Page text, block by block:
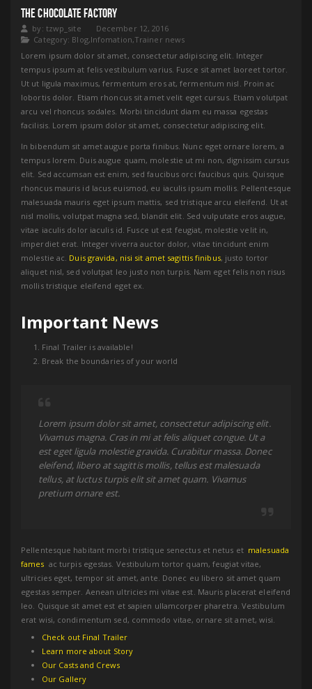
THE CHOCOLATE FACTORY
by: tzwp_site
December 12, 2016
Category: Blog,Infomation,Trainer news
Lorem ipsum dolor sit amet, consectetur adipiscing elit. Integer
tempus ipsum at felis vestibulum varius. Fusce sit amet laoreet tortor.
Ut ut ligula maximus, fermentum eros at, fermentum nisl. Proin ac
lobortis dolor. Etiam rhoncus sit amet velit eget cursus. Etiam volutpat
arcu vel rhoncus sodales. Morbi tincidunt diam eu massa egestas
facilisis. Lorem ipsum dolor sit amet, consectetur adipiscing elit.
In bibendum sit amet augue porta finibus. Nunc eget ornare lorem, a
tempus lorem. Duis augue quam, molestie ut mi non, dignissim cursus
elit. Sed accumsan est enim, sed faucibus orci faucibus quis. Quisque
rhoncus mauris id lacus euismod, eu iaculis ipsum mollis. Pellentesque
malesuada mauris eget ipsum mattis, sed tristique arcu eleifend. Ut at
nisl mollis, volutpat magna sed, blandit elit. Sed vulputate eros augue,
vitae iaculis dolor iaculis id. Fusce ut est feugiat, molestie velit in,
imperdiet erat. Integer viverra auctor dolor, vitae tincidunt enim
molestie ac. Duis gravida, nisi sit amet sagittis finibus, justo tortor
aliquet nisl, sed volutpat leo justo non turpis. Nam eget felis non risus
mollis tristique eleifend eget ex.
Important News
Final Trailer is available!
Break the boundaries of your world
Lorem ipsum dolor sit amet, consectetur adipiscing elit.
Vivamus magna. Cras in mi at felis aliquet congue. Ut a
est eget ligula molestie gravida. Curabitur massa. Donec
eleifend, libero at sagittis mollis, tellus est malesuada
tellus, at luctus turpis elit sit amet quam. Vivamus
pretium ornare est.
Pellentesque habitant morbi tristique senectus et netus et malesuada
fames ac turpis egestas. Vestibulum tortor quam, feugiat vitae,
ultricies eget, tempor sit amet, ante. Donec eu libero sit amet quam
egestas semper. Aenean ultricies mi vitae est. Mauris placerat eleifend
leo. Quisque sit amet est et sapien ullamcorper pharetra. Vestibulum
erat wisi, condimentum sed, commodo vitae, ornare sit amet, wisi.
Check out Final Trailer
Learn more about Story
Our Casts and Crews
Our Gallery